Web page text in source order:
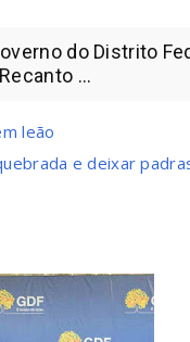
do Distrito
...
leão
e deixar